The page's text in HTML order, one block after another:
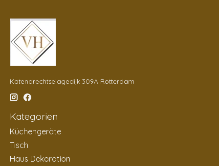
Katendrechtselagedijk 309A Rotterdam
Kategorien
Küchengeräte
Tisch
Haus Dekoration